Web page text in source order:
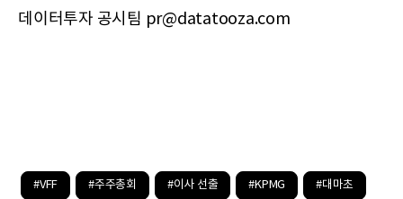
데이터투자 공시팀 pr@datatooza.com
#VFF #주주총회 #이사 선출 #KPMG #대마초